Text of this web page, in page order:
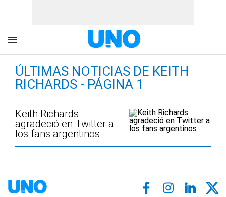
ÚLTIMAS NOTICIAS DE KEITH
RICHARDS - PÁGINA 1
Keith Richards
agradeció en Twitter a
los fans argentinos